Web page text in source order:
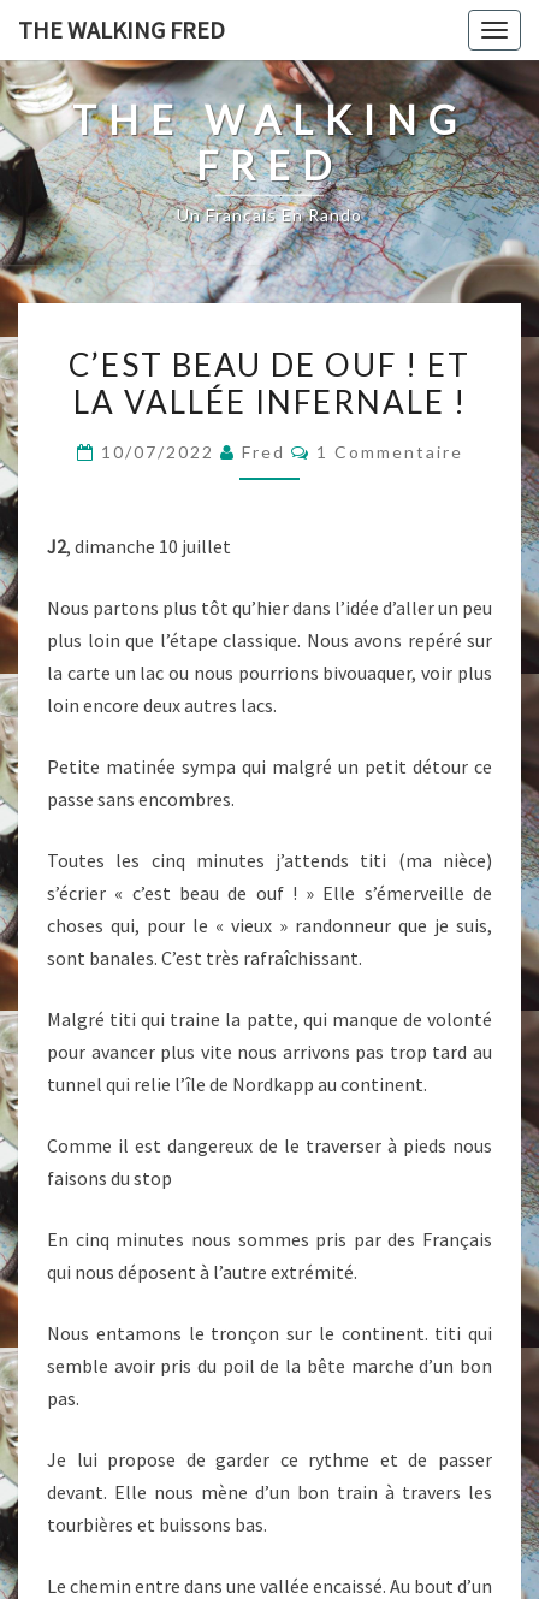
content
THE WALKING FRED
THE WALKING
FRED
Un Français En Rando
BEAU
DE
INFERNALE
C’EST BEAU DE OUF ! ET
LA VALLÉE INFERNALE !
10/07/2022 Fred Commentaires
1 Commentaire
J2, dimanche 10 juillet
Nous partons plus tôt qu’hier dans l’idée d’aller un peu
plus loin que l’étape classique. Nous avons repéré sur
la carte un lac ou nous pourrions bivouaquer, voir plus
loin encore deux autres lacs.
Petite matinée sympa qui malgré un petit détour ce
passe sans encombres.
Toutes les cinq minutes j’attends titi (ma nièce)
s’écrier « c’est beau de ouf ! » Elle s’émerveille de
choses qui, pour le « vieux » randonneur que je suis,
sont banales. C’est très rafraîchissant.
Malgré titi qui traine la patte, qui manque de volonté
pour avancer plus vite nous arrivons pas trop tard au
tunnel qui relie l’île de Nordkapp au continent.
Comme il est dangereux de le traverser à pieds nous
faisons du stop
En cinq minutes nous sommes pris par des Français
qui nous déposent à l’autre extrémité.
Nous entamons le tronçon sur le continent. titi qui
semble avoir pris du poil de la bête marche d’un bon
pas.
Je lui propose de garder ce rythme et de passer
devant. Elle nous mène d’un bon train à travers les
tourbières et buissons bas.
Le chemin entre dans une vallée encaissé. Au bout d’un